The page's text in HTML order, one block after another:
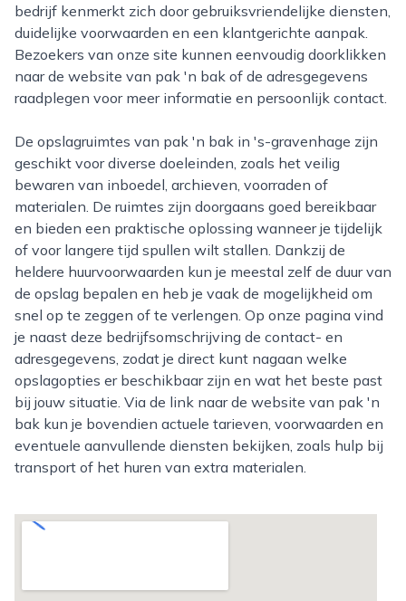
bedrijf kenmerkt zich door gebruiksvriendelijke diensten,
duidelijke voorwaarden en een klantgerichte aanpak.
Bezoekers van onze site kunnen eenvoudig doorklikken
naar de website van pak 'n bak of de adresgegevens
raadplegen voor meer informatie en persoonlijk contact.
De opslagruimtes van pak 'n bak in 's-gravenhage zijn
geschikt voor diverse doeleinden, zoals het veilig
bewaren van inboedel, archieven, voorraden of
materialen. De ruimtes zijn doorgaans goed bereikbaar
en bieden een praktische oplossing wanneer je tijdelijk
of voor langere tijd spullen wilt stallen. Dankzij de
heldere huurvoorwaarden kun je meestal zelf de duur van
de opslag bepalen en heb je vaak de mogelijkheid om
snel op te zeggen of te verlengen. Op onze pagina vind
je naast deze bedrijfsomschrijving de contact- en
adresgegevens, zodat je direct kunt nagaan welke
opslagopties er beschikbaar zijn en wat het beste past
bij jouw situatie. Via de link naar de website van pak 'n
bak kun je bovendien actuele tarieven, voorwaarden en
eventuele aanvullende diensten bekijken, zoals hulp bij
transport of het huren van extra materialen.